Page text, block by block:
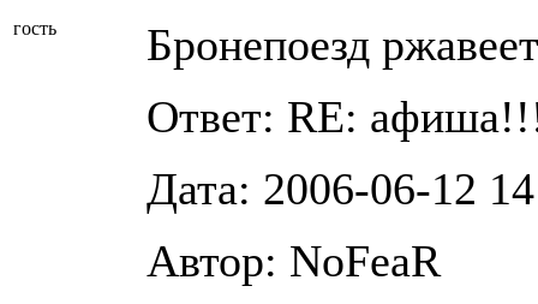
гость
Бронепоезд ржавеет
Ответ: RE:
Дата: 2006-06-12
Автор: NoFeaR